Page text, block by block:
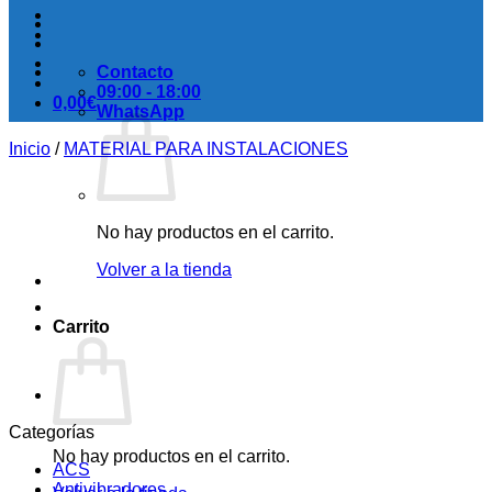
0,00€
No hay productos en el carrito.
Volver a la tienda
Carrito
No hay productos en el carrito.
Contacto
09:00 - 18:00
WhatsApp
Inicio / MATERIAL PARA INSTALACIONES
Categorías
ACS